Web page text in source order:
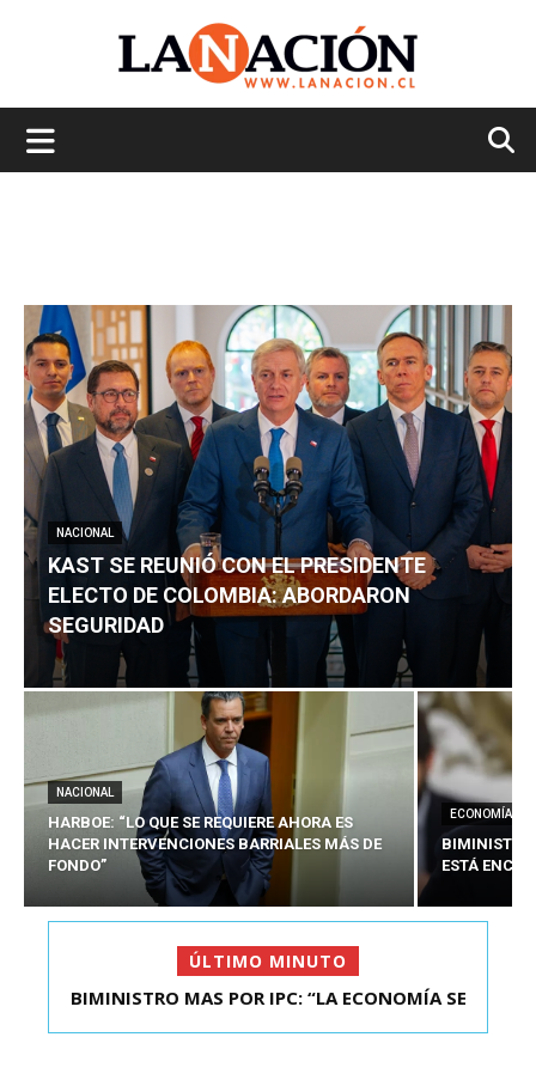
NACIONAL
KAST SE REUNIÓ CON EL PRESIDENTE
ELECTO DE COLOMBIA: ABORDARON
SEGURIDAD
NACIONAL
HARBOE: “LO QUE SE REQUIERE AHORA ES
HACER INTERVENCIONES BARRIALES MÁS DE
FONDO”
ECONOMÍA
BIMINISTRO
ESTÁ
ÚLTIMO MINUTO
KAST SE REUNIÓ CON EL PRESIDENTE ELECTO DE
BIMINISTRO MAS POR IPC: “LA ECONOMÍA SE